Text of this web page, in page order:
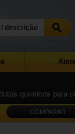
químicos para
COMPARAR